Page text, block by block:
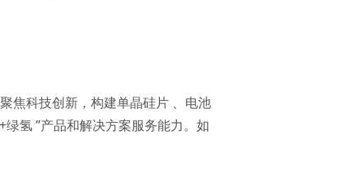
焦科技创新，构建单晶硅片 、电池
氢 ”产品和解决方案服务能力。如